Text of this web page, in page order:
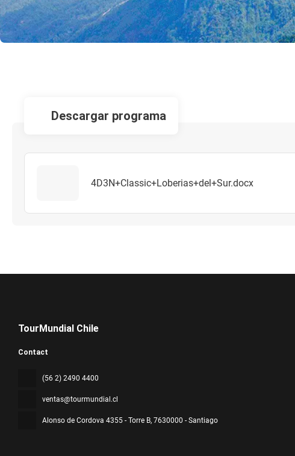
descargar programa
4D3N+Classic+Loberias+del+Sur.docx
TourMundial Chile
Contact
(56 2) 2490 4400
ventas@tourmundial.cl
Alonso de Cordova 4355 - Torre B, 7630000 - Santiago